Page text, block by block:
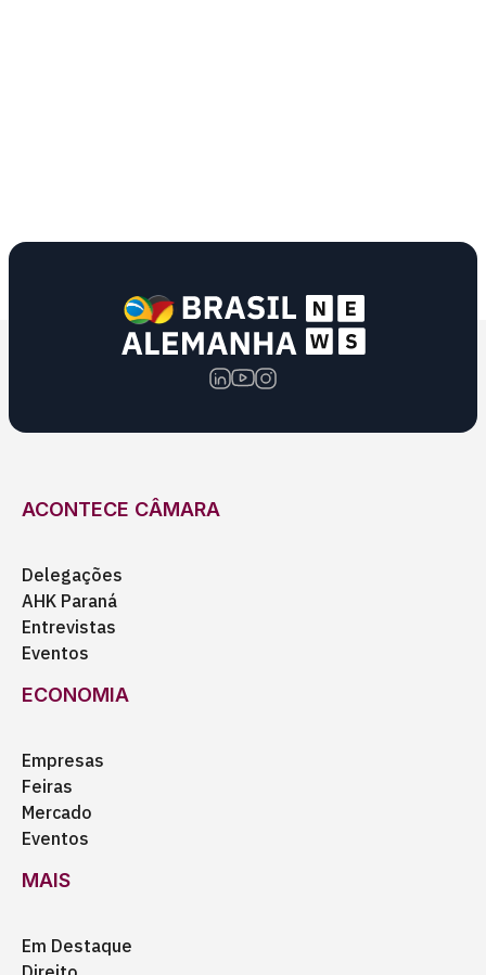
ACONTECE CÂMARA
Delegações
AHK Paraná
Entrevistas
Eventos
ECONOMIA
Empresas
Feiras
Mercado
Eventos
MAIS
Em Destaque